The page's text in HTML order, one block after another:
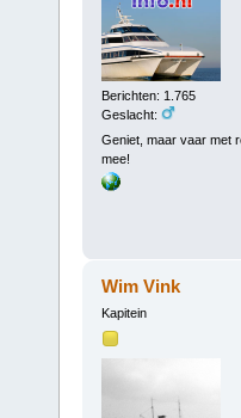
Berichten: 1.765
Geslacht:
Geniet, maar vaar met
mee!
Wim Vink
Kapitein